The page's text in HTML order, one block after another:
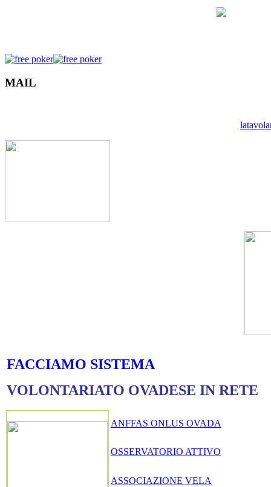
MAIL
FACCIAMO SISTEMA
VOLONTARIATO OVADESE IN RETE
ANFFAS ONLUS OVADA
OSSERVATORIO ATTIVO
ASSOCIAZIONE VELA